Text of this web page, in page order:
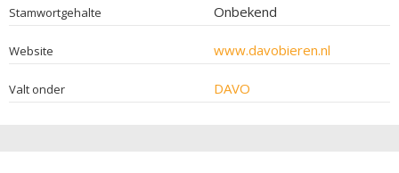
Stamwortgehalte Onbekend
Website www.davobieren.nl
Valt onder DAVO